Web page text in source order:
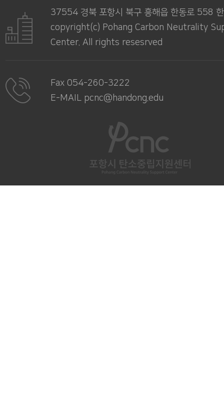
37554 경북 포항시 북구 흥해읍 한동로 558
copyright(c) Pohang Carbon Neutrality
Center. All rights resesrved
Fax 054-260-3222
E-MAIL pcnc@handong.edu